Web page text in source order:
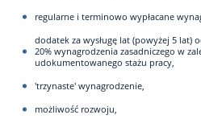
regularne i terminowo wypłacane
dodatek za wysługę lat (powyżej 5 lat)
20% wynagrodzenia zasadniczego w
udokumentowanego stażu pracy,
'trzynaste' wynagrodzenie,
możliwość rozwoju,